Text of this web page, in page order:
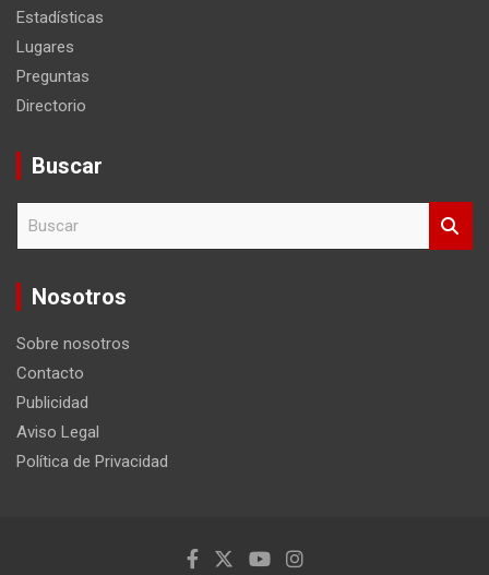
Estadísticas
Lugares
Preguntas
Directorio
Buscar
c
Nosotros
Sobre nosotros
Contacto
Publicidad
Aviso Legal
Política de Privacidad